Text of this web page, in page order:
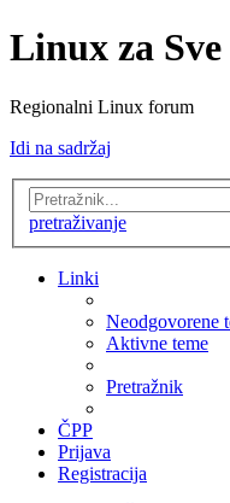
Linux za
Regionalni Linux forum
Idi na sadržaj
pretraživanje
Linki
Neodgovorene
Aktivne teme
Pretražnik
ČPP
Prijava
Registracija